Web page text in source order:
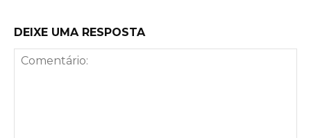
DEIXE UMA RESPOSTA